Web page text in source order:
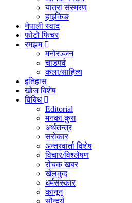
यात्रा संस्मरण
हाइकिङ
नेपाली स्वाद
फोटो फिचर
रमझम
मनोरञ्जन
चाडपर्व
कला/साहित्य
इतिहास
खोज विशेष
विबिध
Editorial
मनका कुरा
अर्थतन्त्र
सरोकार
अन्तरवार्ता विशेष
विचार/विश्लेषण
रोचक खबर
खेलकुद
धर्मसंस्कार
कानून
सौन्दर्य